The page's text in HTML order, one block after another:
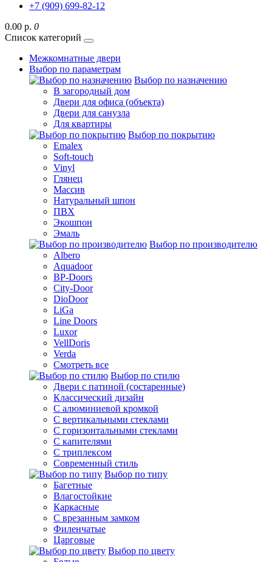
+7 (909) 699-82-12
0.00 р. 0
Список категорий
Межкомнатные двери
Выбор по параметрам
Выбор по назначению
В загородный дом
Двери для офиса (объекта)
Двери для санузла
Для квартиры
Выбор по покрытию
Emalex
Soft-touch
Vinyl
Глянец
Массив
Натуральный шпон
ПВХ
Экошпон
Эмаль
Выбор по производителю
Albero
Aquadoor
BP-Doors
City-Door
DioDoor
LiGa
Line Doors
Luxor
VellDoris
Verda
Смотреть все
Выбор по стилю
Двери с патиной (состаренные)
Классический дизайн
С алюминиевой кромкой
С вертикальными стеклами
С горизонтальными стеклами
С капителями
С триплексом
Современный стиль
Выбор по типу
Багетные
Влагостойкие
Каркасные
С врезанным замком
Филенчатые
Царговые
Выбор по цвету